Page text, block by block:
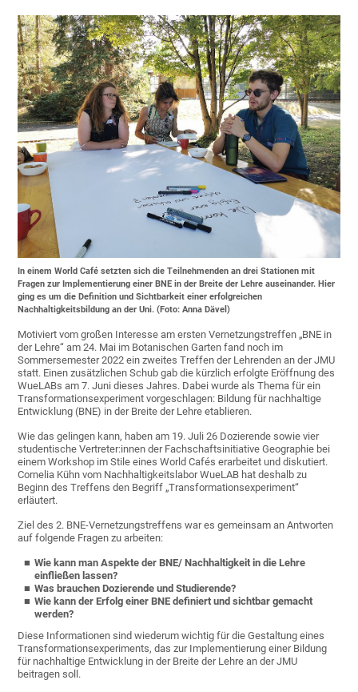
In einem World Café setzten sich die Teilnehmenden an drei Stationen mit
Fragen zur Implementierung einer BNE in der Breite der Lehre auseinander. Hier
ging es um die Definition und Sichtbarkeit einer erfolgreichen
Nachhaltigkeitsbildung an der Uni. (Foto: Anna Dävel)
Motiviert vom großen Interesse am ersten Vernetzungstreffen „BNE in
der Lehre“ am 24. Mai im Botanischen Garten fand noch im
Sommersemester 2022 ein zweites Treffen der Lehrenden an der JMU
statt. Einen zusätzlichen Schub gab die kürzlich erfolgte Eröffnung des
WueLABs am 7. Juni dieses Jahres. Dabei wurde als Thema für ein
Transformationsexperiment vorgeschlagen: Bildung für nachhaltige
Entwicklung (BNE) in der Breite der Lehre etablieren.
Wie das gelingen kann, haben am 19. Juli 26 Dozierende sowie vier
studentische Vertreter:innen der Fachschaftsinitiative Geographie bei
einem Workshop im Stile eines World Cafés erarbeitet und diskutiert.
Cornelia Kühn vom Nachhaltigkeitslabor WueLAB hat deshalb zu
Beginn des Treffens den Begriff „Transformationsexperiment“
erläutert.
Ziel des 2. BNE-Vernetzungstreffens war es gemeinsam an Antworten
auf folgende Fragen zu arbeiten:
Wie kann man Aspekte der BNE/ Nachhaltigkeit in die Lehre
einfließen lassen?
Was brauchen Dozierende und Studierende?
Wie kann der Erfolg einer BNE definiert und sichtbar gemacht
werden?
Diese Informationen sind wiederum wichtig für die Gestaltung eines
Transformationsexperiments, das zur Implementierung einer Bildung
für nachhaltige Entwicklung in der Breite der Lehre an der JMU
beitragen soll.